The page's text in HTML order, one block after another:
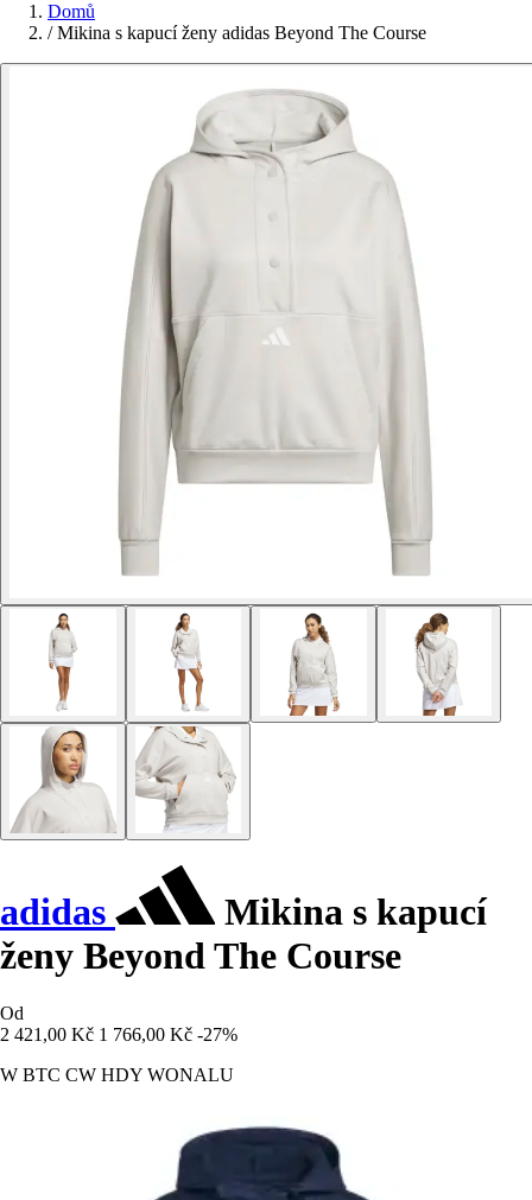
Domů
/ Mikina s kapucí ženy adidas Beyond The Course
adidas
Mikina s kapucí
ženy Beyond The Course
Od
2 421,00 Kč 1 766,00 Kč -27%
W BTC CW HDY WONALU